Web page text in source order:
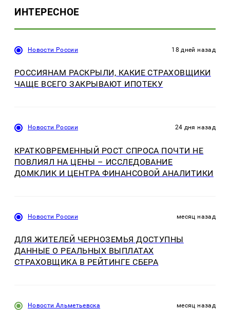
ИНТЕРЕСНОЕ
Новости России 18 дней назад
РОССИЯНАМ РАСКРЫЛИ, КАКИЕ СТРАХОВЩИКИ
ЧАЩЕ ВСЕГО ЗАКРЫВАЮТ ИПОТЕКУ
Новости России 24 дня назад
КРАТКОВРЕМЕННЫЙ РОСТ СПРОСА ПОЧТИ НЕ
ПОВЛИЯЛ НА ЦЕНЫ – ИССЛЕДОВАНИЕ
ДОМКЛИК И ЦЕНТРА ФИНАНСОВОЙ АНАЛИТИКИ
Новости России месяц назад
ДЛЯ ЖИТЕЛЕЙ ЧЕРНОЗЕМЬЯ ДОСТУПНЫ
ДАННЫЕ О РЕАЛЬНЫХ ВЫПЛАТАХ
СТРАХОВЩИКА В РЕЙТИНГЕ СБЕРА
Новости Альметьевска месяц назад